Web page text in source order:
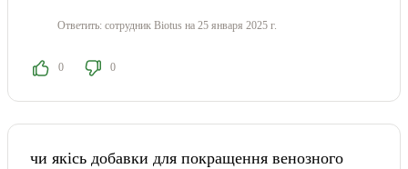
Ответить: сотрудник Biotus на 25 января 2025 г.
0 0
чи якісь добавки для покращення венозного